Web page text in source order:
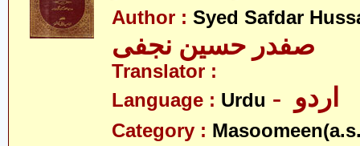
Author : Syed Safdar
صفدر حسین نجفی
Translator :
Language : Urdu
Category :